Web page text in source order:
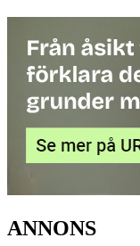
ANNONS